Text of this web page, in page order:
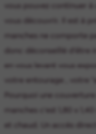
vous pouvez continuer
vous découvrir. Il est à
manches ne comporte
donc déconseillé d'être
en vous levant vous
votre entourage , votre
Pourquoi une
manches c'est 1,80 x
et chaud. Un accès direct